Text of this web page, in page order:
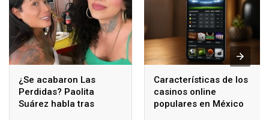
¿Se acabaron Las
Perdidas? Paolita
Suárez habla tras
Características de los
casinos online
populares en México